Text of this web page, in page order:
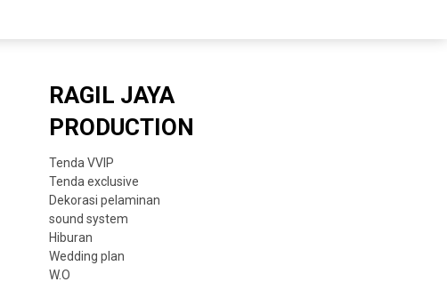
RAGIL JAYA
PRODUCTION
Tenda VVIP
Tenda exclusive
Dekorasi pelaminan
sound system
Hiburan
Wedding plan
W.O